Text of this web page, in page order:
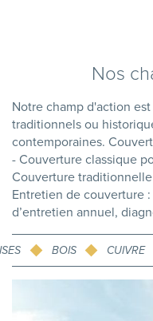
Nos
Notre champ d'action
traditionnels ou
contemporaines.
- Couverture classique
Couverture
Entretien de couverture
d’entretien annuel,
BOIS CUIVRE